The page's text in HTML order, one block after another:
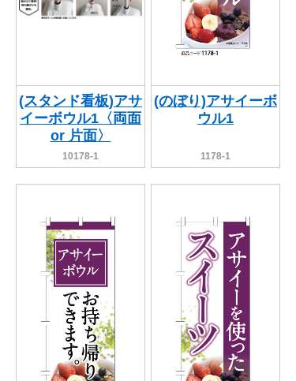
(スタンド看板)アサ
イーボウル1〈両面
or 片面〉
10178-1
(のぼり)アサイーボ
ウル1
1178-1